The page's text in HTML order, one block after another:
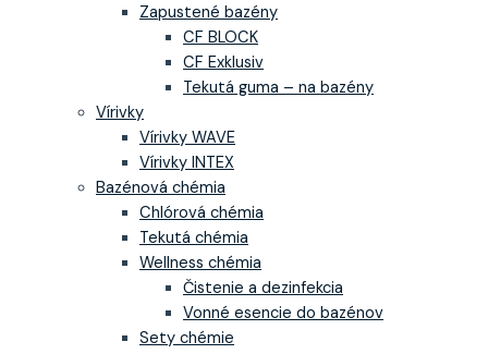
Zapustené bazény
CF BLOCK
CF Exklusiv
Tekutá guma – na bazény
Vírivky
Vírivky WAVE
Vírivky INTEX
Bazénová chémia
Chlórová chémia
Tekutá chémia
Wellness chémia
Čistenie a dezinfekcia
Vonné esencie do bazénov
Sety chémie